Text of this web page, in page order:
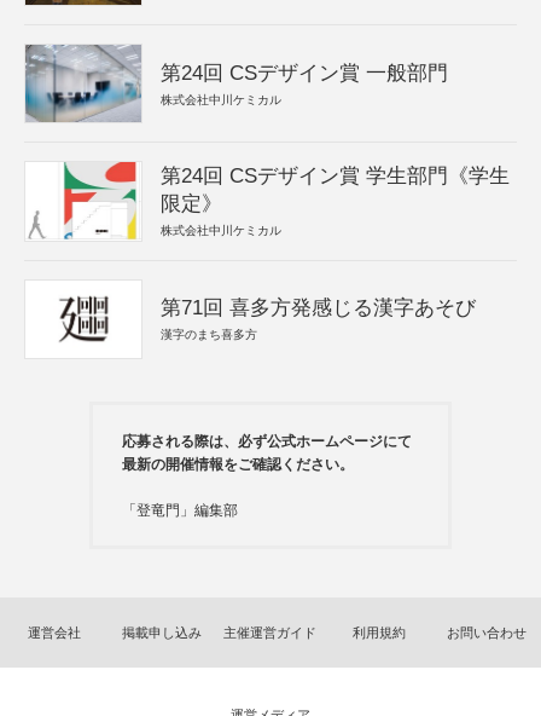
第24回 CSデザイン賞 一般部門
株式会社中川ケミカル
第24回 CSデザイン賞 学生部門《学生
限定》
株式会社中川ケミカル
第71回 喜多方発感じる漢字あそび
漢字のまち喜多方
応募される際は、必ず公式ホームページにて
最新の開催情報をご確認ください。
「登竜門」編集部
運営会社 掲載申し込み 主催運営ガイド 利用規約 お問い合わせ